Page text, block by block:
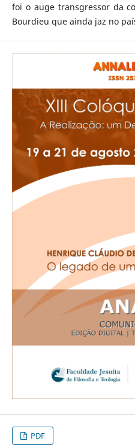
foi o auge transgressor da
Bourdieu que ainda jaz no
PDF